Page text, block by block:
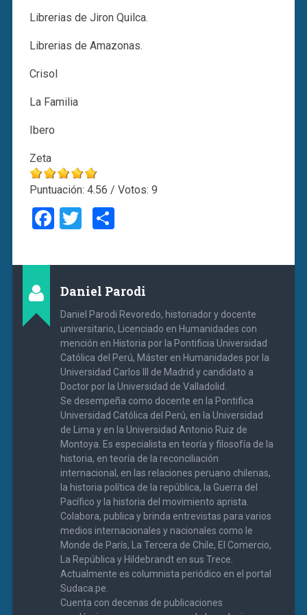
Librerias de Jiron Quilca.
Librerias de Amazonas.
Crisol
La Familia
Ibero
Zeta
Puntuación: 4.56 / Votos: 9
Facebook
TwitterCompartir
Daniel Parodi
Daniel Parodi Revoredo, historiador y docente
universitario, Licenciado en Humanidades con
mención en Historia por la Pontificia Universidad
Católica del Perú, Máster en Humanidades por la
Universidad Carlos III de Madrid y candidato a
Doctor por la Universidad de Valladolid.
Se desempeña como docente en la Pontifica
Universidad Católica del Perú, en la Universidad
de Lima y en la Universidad Antonio Ruiz de
Montoya. Es especialista en teoría y filosofía de la
historia, en teoría de la reconciliación
internacional, en las relaciones peruano chilenas,
la historia política de la república, la Guerra del
Pacífico y la historia del movimiento aprista.
Colabora, publica y brinda entrevistas para varios
medios internacionales y nacionales como le
Monde de París, La Tercera de Chile, El Comercio,
La República y Hildebrandt en sus Trece.
Actualmente es columnista periódico en el portal
Sudaca.pe.
Cuenta con decenas de publicaciones